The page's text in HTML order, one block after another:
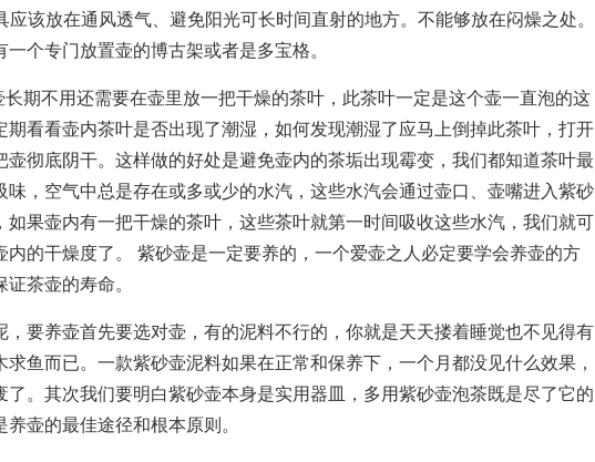
应该放在通风透气、避免阳光可长时间直射的地方。不能够放在闷燥之处。
一个专门放置壶的博古架或者是多宝格。
不用还需要在壶里放一把干燥的茶叶，此茶叶一定是这个壶一直泡的这
期看看壶内茶叶是否出现了潮湿，如何发现潮湿了应马上倒掉此茶叶，打开
壶彻底阴干。这样做的好处是避免壶内的茶垢出现霉变，我们都知道茶叶最
味，空气中总是存在或多或少的水汽，这些水汽会通过壶口、壶嘴进入紫砂
如果壶内有一把干燥的茶叶，这些茶叶就第一时间吸收这些水汽，我们就可
内的干燥度了。 紫砂壶是一定要养的，一个爱壶之人必定要学会养壶的方
证茶壶的寿命。
养壶首先要选对壶，有的泥料不行的，你就是天天搂着睡觉也不见得有
求鱼而已。一款紫砂壶泥料如果在正常和保养下，一个月都没见什么效果，
了。其次我们要明白紫砂壶本身是实用器皿，多用紫砂壶泡茶既是尽了它的
养壶的最佳途径和根本原则。